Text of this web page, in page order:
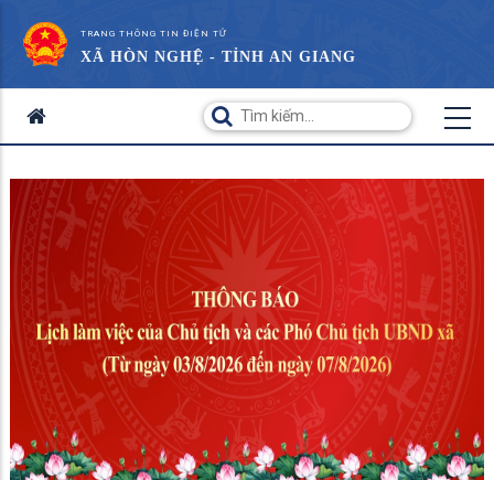
TRANG THÔNG TIN ĐIỆN TỬ
XÃ HÒN NGHỆ - TỈNH AN GIANG